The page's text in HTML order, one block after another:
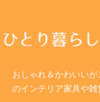
おしゃれ＆かわいい
のインテリア家具や雑